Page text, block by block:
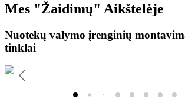
Mes "Žaidimų" Aikštelėje
Nuotekų valymo įrenginių
tinklai